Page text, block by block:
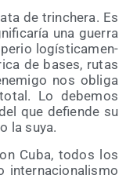
de trin­che­ra. Es
una gue­rra
logís­ti­ca­men­
de bases, rutas
nos obli­ga
Lo debe­mos
que defien­de su
la suya.
Cuba, todos los
inter­na­cio­na­lis­mo